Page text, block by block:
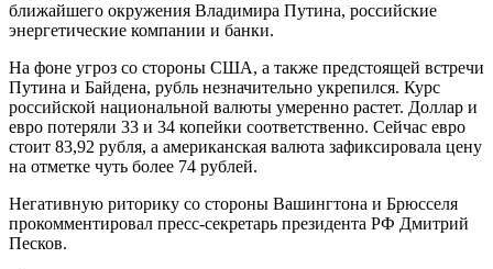
ближайшего окружения Владимира Путина, российские
энергетические компании и банки.
На фоне угроз со стороны США, а также предстоящей встречи
Путина и Байдена, рубль незначительно укрепился. Курс
российской национальной валюты умеренно растет. Доллар и
евро потеряли 33 и 34 копейки соответственно. Сейчас евро
стоит 83,92 рубля, а американская валюта зафиксировала цену
на отметке чуть более 74 рублей.
Негативную риторику со стороны Вашингтона и Брюсселя
прокомментировал пресс-секретарь президента РФ Дмитрий
Песков.